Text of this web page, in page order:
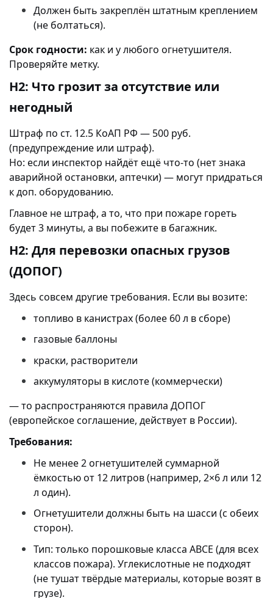
Должен быть закреплён штатным креплением
(не болтаться).
Срок годности: как и у любого огнетушителя.
Проверяйте метку.
H2: Что грозит за отсутствие или
негодный
Штраф по ст. 12.5 КоАП РФ — 500 руб.
(предупреждение или штраф).
Но: если инспектор найдёт ещё что-то (нет знака
аварийной остановки, аптечки) — могут придраться
к доп. оборудованию.
Главное не штраф, а то, что при пожаре гореть
будет 3 минуты, а вы побежите в багажник.
H2: Для перевозки опасных грузов
(ДОПОГ)
Здесь совсем другие требования. Если вы возите:
топливо в канистрах (более 60 л в сборе)
газовые баллоны
краски, растворители
аккумуляторы в кислоте (коммерчески)
— то распространяются правила ДОПОГ
(европейское соглашение, действует в России).
Требования:
Не менее 2 огнетушителей суммарной
ёмкостью от 12 литров (например, 2×6 л или 12
л один).
Огнетушители должны быть на шасси (с обеих
сторон).
Тип: только порошковые класса ABCE (для всех
классов пожара). Углекислотные не подходят
(не тушат твёрдые материалы, которые возят в
грузе).